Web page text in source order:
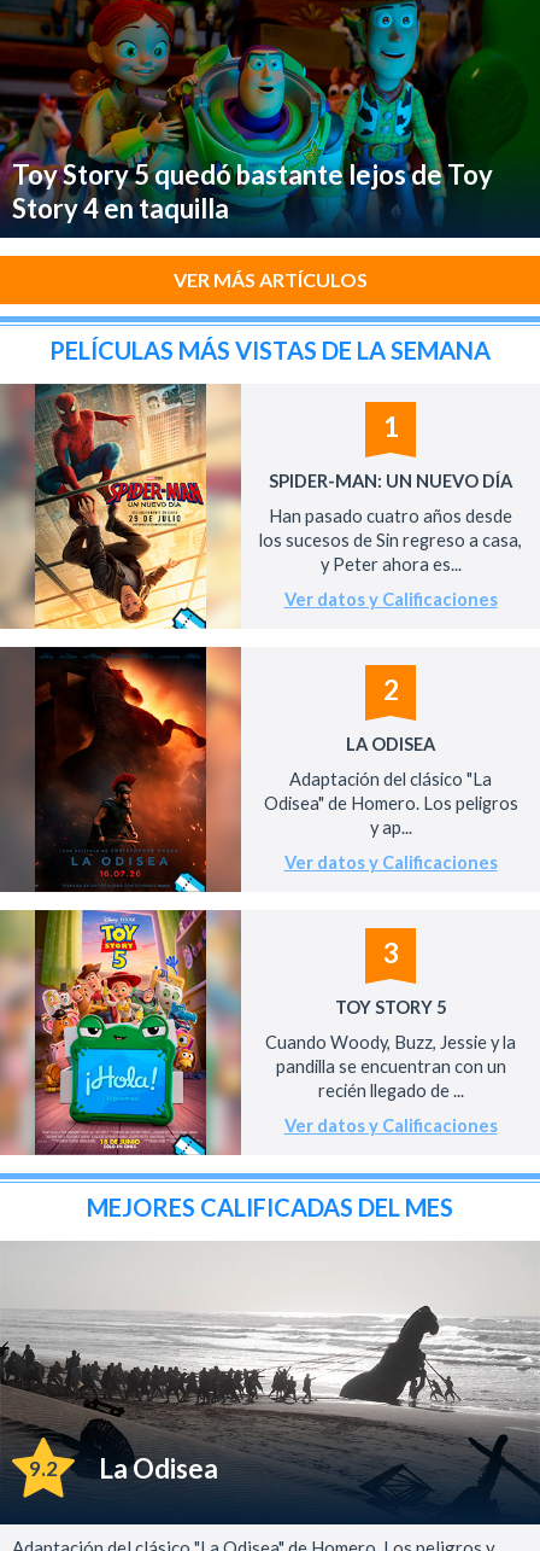
Toy Story 5 quedó bastante lejos de Toy
Story 4 en taquilla
VER MÁS ARTÍCULOS
PELÍCULAS MÁS VISTAS DE LA SEMANA
1
SPIDER-MAN: UN NUEVO DÍA
Han pasado cuatro años desde
los sucesos de Sin regreso a casa,
y Peter ahora es...
Ver datos y Calificaciones
2
LA ODISEA
Adaptación del clásico "La
Odisea" de Homero. Los peligros
y ap...
Ver datos y Calificaciones
3
TOY STORY 5
Cuando Woody, Buzz, Jessie y la
pandilla se encuentran con un
recién llegado de ...
Ver datos y Calificaciones
MEJORES CALIFICADAS DEL MES
9.2 La Odisea